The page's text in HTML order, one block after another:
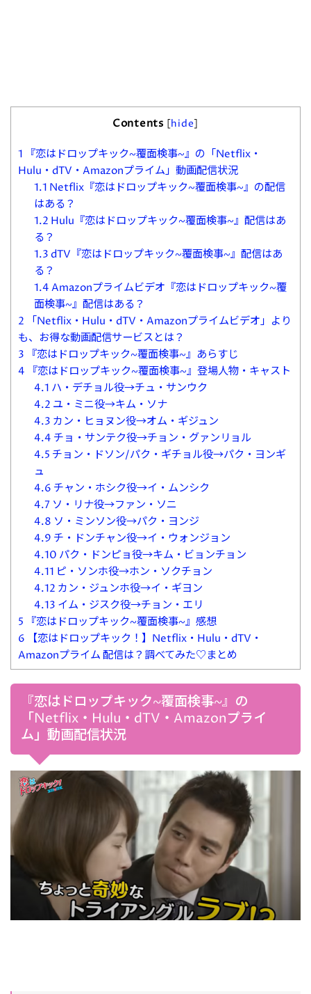
Contents hide
1 『恋はドロップキック~覆面検事~』の「Netflix・
Hulu・dTV・Amazonプライム」動画配信状況
1.1 Netflix『恋はドロップキック~覆面検事~』の配信
はある？
1.2 Hulu『恋はドロップキック~覆面検事~』配信はあ
る？
1.3dTV『恋はドロップキック~覆面検事~』配信はあ
る？
1.4Amazonプライムビデオ『恋はドロップキック~覆
面検事~』配信はある？
2 「Netflix・Hulu・dTV・Amazonプライムビデオ」より
も、お得な動画配信サービスとは？
3 『恋はドロップキック~覆面検事~』あらすじ
4 『恋はドロップキック~覆面検事~』登場人物・キャスト
4.1 ハ・デチョル役→チュ・サンウク
4.2 ユ・ミニ役→キム・ソナ
4.3 カン・ヒョヌン役→オム・ギジュン
4.4 チョ・サンテク役→チョン・グァンリョル
4.5 チョン・ドソン/パク・ギチョル役→パク・ヨンギ
ュ
4.6 チャン・ホシク役→イ・ムンシク
4.7ソ・リナ役→ファン・ソニ
4.8 ソ・ミンソン役→パク・ヨンジ
4.9 チ・ドンチャン役→イ・ウォンジョン
4.10 パク・ドンピョ役→キム・ビョンチョン
4.11 ピ・ソンホ役→ホン・ソクチョン
4.12 カン・ジュンホ役→イ・ギヨン
4.13 イム・ジスク役→チョン・エリ
5 『恋はドロップキック~覆面検事~』感想
6 【恋はドロップキック！】Netflix・Hulu・dTV・
Amazonプライム 配信は？調べてみた♡まとめ
『恋はドロップキック~覆面検事~』の
「Netflix・Hulu・dTV・Amazonプライ
ム」動画配信状況